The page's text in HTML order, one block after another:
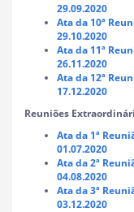
29.09.2020
Ata da 10ª
29.10.2020
Ata da 11ª
26.11.2020
Ata da 12ª
17.12.2020
Reuniões
Ata da 1ª
01.07.2020
Ata da 2ª
04.08.2020
Ata da 3ª
03.12.2020